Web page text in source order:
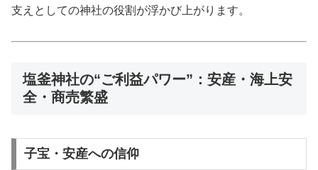
支えとしての神社の役割が浮かび上がります。
塩釜神社の“ご利益パワー”：安産・海上安
全・商売繁盛
子宝・安産への信仰